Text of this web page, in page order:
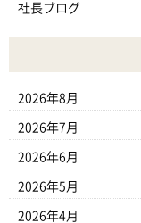
社長ブログ
2026年8月
2026年7月
2026年6月
2026年5月
2026年4月